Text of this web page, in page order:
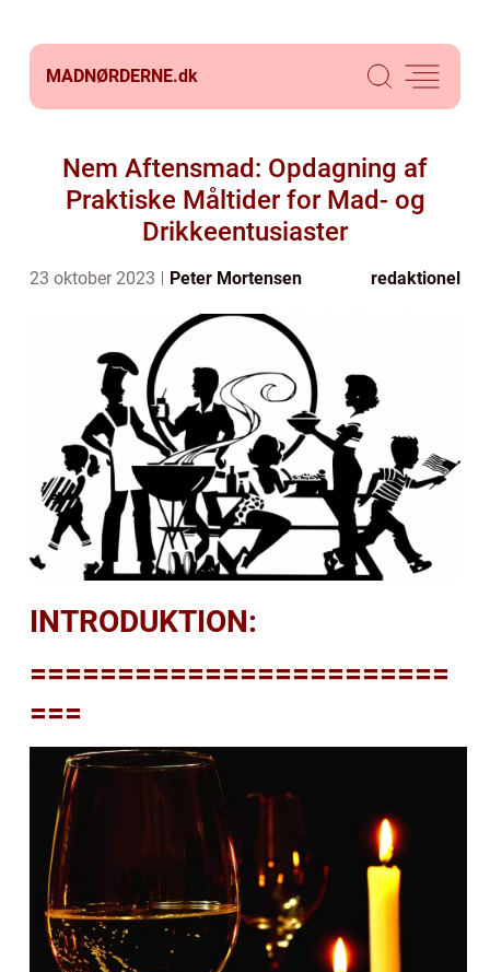
MADNØRDERNE.dk
Nem Aftensmad: Opdagning af
Praktiske Måltider for Mad- og
Drikkeentusiaster
23 oktober 2023 Peter Mortensen redaktionel
INTRODUKTION:
========================
===